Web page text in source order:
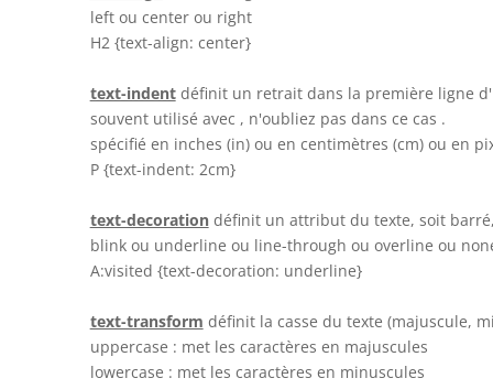
left ou center ou right
H2 {text-align: center}
text-indentdéfinit un retrait dans la première ligne
souvent utilisé avec , n'oubliez pas dans ce cas .
spécifié en inches (in) ou en centimètres (cm) ou en
P {text-indent: 2cm}
text-decorationdéfinit un attribut du texte, soit
blink ou underline ou line-through ou overline ou
A:visited {text-decoration: underline}
text-transform définit la casse du texte (majuscule,
uppercase : met les caractères en majuscules
lowercase : met les caractères en minuscules